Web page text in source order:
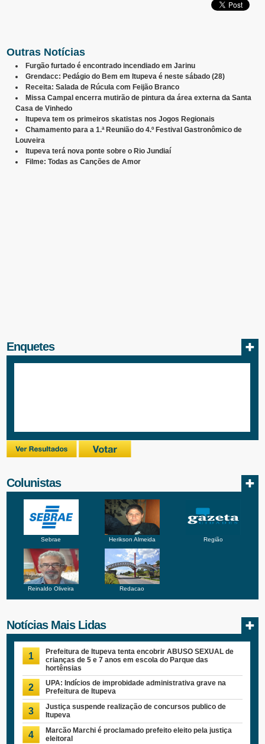
Outras Notícias
Furgão furtado é encontrado incendiado em Jarinu
Grendacc: Pedágio do Bem em Itupeva é neste sábado (28)
Receita: Salada de Rúcula com Feijão Branco
Missa Campal encerra mutirão de pintura da área externa da Santa
Casa de Vinhedo
Itupeva tem os primeiros skatistas nos Jogos Regionais
Chamamento para a 1.ª Reunião do 4.º Festival Gastronômico de
Louveira
Itupeva terá nova ponte sobre o Rio Jundiaí
Filme: Todas as Canções de Amor
Enquetes
Colunistas
Sebrae Herikson Almeida Região
Reinaldo Oliveira Redacao
Notícias Mais Lidas
1
Prefeitura de Itupeva tenta encobrir ABUSO SEXUAL de
crianças de 5 e 7 anos em escola do Parque das
hortênsias
2
UPA: Indícios de improbidade administrativa grave na
Prefeitura de Itupeva
3
Justiça suspende realização de concursos publico de
Itupeva
4
Marcão Marchi é proclamado prefeito eleito pela justiça
eleitoral